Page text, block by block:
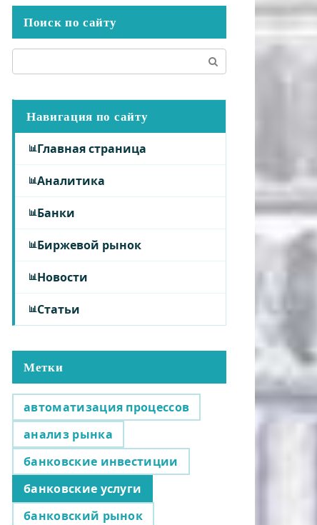
Поиск по сайту
Навигация по сайту
Главная страница
Аналитика
Банки
Биржевой рынок
Новости
Статьи
Метки
автоматизация процессов
анализ рынка
банковские инвестиции
банковские услуги
банковский рынок